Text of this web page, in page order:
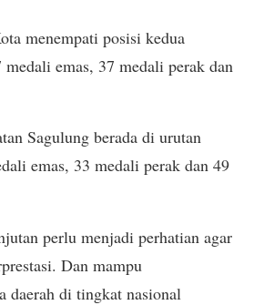
menempati posisi kedua
medali emas, 37 medali perak dan
Sagulung berada di urutan
emas, 33 medali perak dan 49
perlu menjadi perhatian agar
Dan mampu
daerah di tingkat nasional